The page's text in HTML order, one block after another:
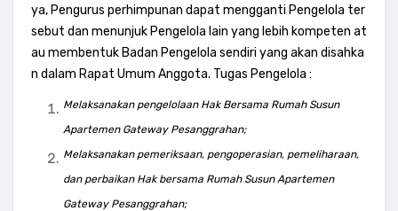
ya, Pengurus perhimpunan dapat mengganti Pengelola ter
sebut dan menunjuk Pengelola lain yang lebih kompeten at
au membentuk Badan Pengelola sendiri yang akan disahka
n dalam Rapat Umum Anggota. Tugas Pengelola :
Melaksanakan pengelolaan Hak Bersama Rumah Susun
Apartemen Gateway Pesanggrahan;
Melaksanakan pemeriksaan, pengoperasian, pemeliharaan,
dan perbaikan Hak bersama Rumah Susun Apartemen
Gateway Pesanggrahan;